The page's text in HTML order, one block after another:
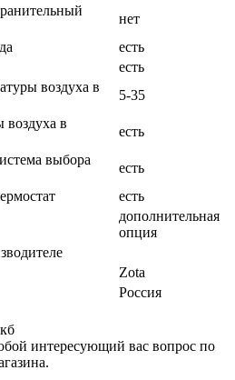
нет
есть
есть
воздуха в
5-35
воздуха в
есть
выбора
есть
есть
дополнительная
опция
Zota
Россия
интересующий вас вопрос по